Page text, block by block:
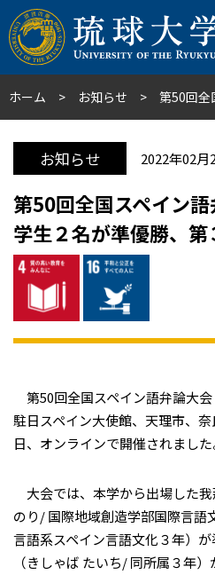
ホーム お知らせ 第50回全国スペイン
お知らせ 2022年02月
第50回全国スペイン
学生２名が準優勝、
第50回全国スペイン語弁論大会
駐日スペイン大使館、天理市、
日、オンラインで開催されました
大会では、本学から出場した
のり/ 国際地域創造学部国際言
言語系スペイン言語文化３年）
（きしゃば たいち/ 同所属３年